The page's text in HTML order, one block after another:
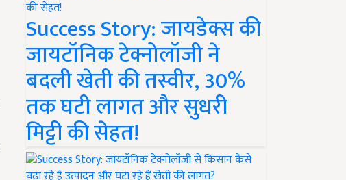
Success Story: जायडेक्स की
जायटॉनिक टेक्नोलॉजी ने
बदली खेती की तस्वीर, 30%
तक घटी लागत और सुधरी
मिट्टी की सेहत!